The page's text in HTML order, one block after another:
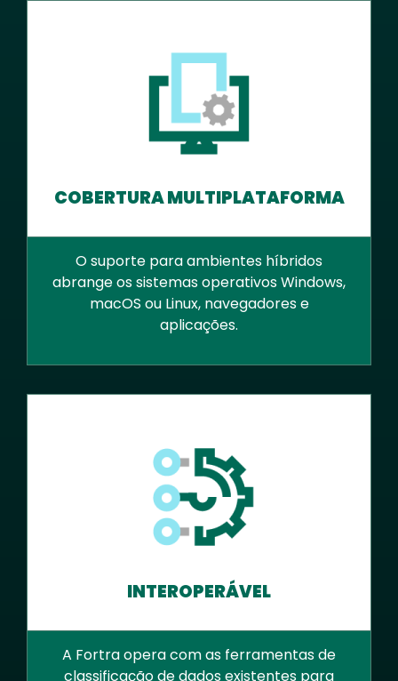
COBERTURA MULTIPLATAFORMA
O suporte para ambientes híbridos
abrange os sistemas operativos Windows,
macOS ou Linux, navegadores e
aplicações.
INTEROPERÁVEL
A Fortra opera com as ferramentas de
classificação de dados existentes para